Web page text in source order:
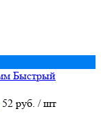
Быстрый
52 руб. / шт